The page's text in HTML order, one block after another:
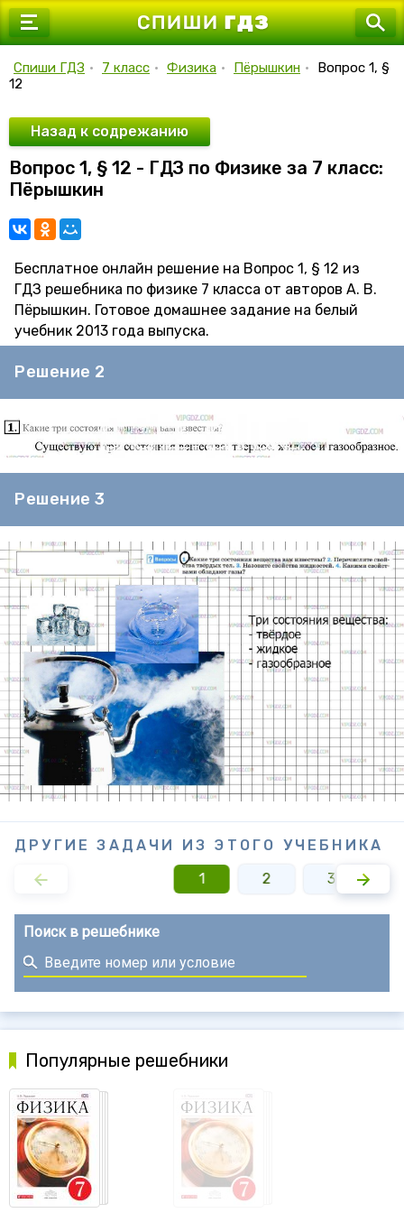
7 класс
9 класс
10 класс
11 класс
Спиши ГДЗ • 7 класс • Физика • Пёрышкин •
Вопрос 1, §
12
Назад к содрежанию
Вопрос 1, § 12 - ГДЗ по Физике за 7 класс:
Пёрышкин
Бесплатное онлайн решение на Вопрос 1, § 12 из
ГДЗ решебника по физике 7 класса от авторов А. В.
Пёрышкин. Готовое домашнее задание на белый
учебник 2013 года выпуска.
Решение 2
Решение 3
ДРУГИЕ ЗАДАЧИ ИЗ ЭТОГО УЧЕБНИКА
1
2 3
Поиск в решебнике
Популярные решебники